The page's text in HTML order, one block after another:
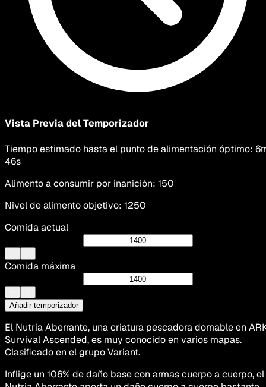
Vista Previa del Temporizador
Tiempo estimado hasta el punto de alimentación óptimo:
46s
Alimento a consumir por inanición: 150
Nivel de alimento objetivo: 1250
Comida actual
Comida máxima
Añadir temporizador
El Nutria Aberrante, una criatura pescadora domable en
Survival Ascended, es muy conocido en varios mapas.
Clasificado en el grupo Variant.
Inflige un 106% de daño base con armas cuerpo a cuerpo, el